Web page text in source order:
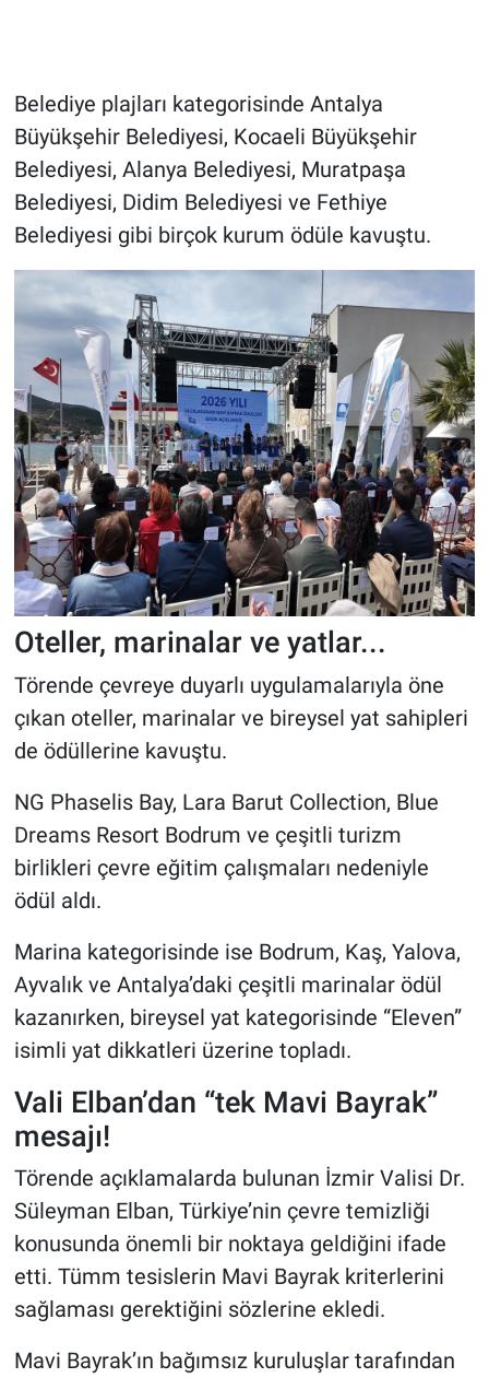
Belediye plajları kategorisinde Antalya
Büyükşehir Belediyesi, Kocaeli Büyükşehir
Belediyesi, Alanya Belediyesi, Muratpaşa
Belediyesi, Didim Belediyesi ve Fethiye
Belediyesi gibi birçok kurum ödüle kavuştu.
Oteller, marinalar ve yatlar...
Törende çevreye duyarlı uygulamalarıyla öne
çıkan oteller, marinalar ve bireysel yat sahipleri
de ödüllerine kavuştu.
NG Phaselis Bay, Lara Barut Collection, Blue
Dreams Resort Bodrum ve çeşitli turizm
birlikleri çevre eğitim çalışmaları nedeniyle
ödül aldı.
Marina kategorisinde ise Bodrum, Kaş, Yalova,
Ayvalık ve Antalya’daki çeşitli marinalar ödül
kazanırken, bireysel yat kategorisinde “Eleven”
isimli yat dikkatleri üzerine topladı.
Vali Elban’dan “tek Mavi Bayrak”
mesajı!
Törende açıklamalarda bulunan İzmir Valisi Dr.
Süleyman Elban, Türkiye’nin çevre temizliği
konusunda önemli bir noktaya geldiğini ifade
etti. Tümm tesislerin Mavi Bayrak kriterlerini
sağlaması gerektiğini sözlerine ekledi.
Mavi Bayrak’ın bağımsız kuruluşlar tarafından